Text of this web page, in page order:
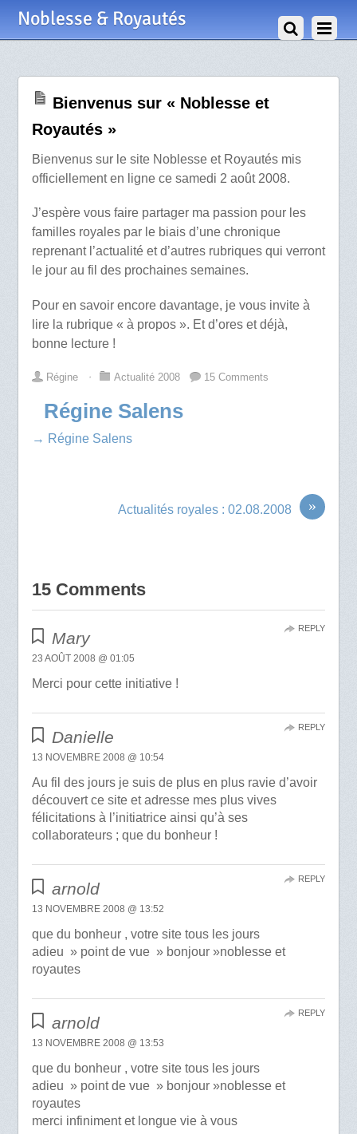
Noblesse & Royautés
Bienvenus sur « Noblesse et
Royautés »
Bienvenus sur le site Noblesse et Royautés mis
officiellement en ligne ce samedi 2 août 2008.
J’espère vous faire partager ma passion pour les
familles royales par le biais d’une chronique
reprenant l’actualité et d’autres rubriques qui verront
le jour au fil des prochaines semaines.
Pour en savoir encore davantage, je vous invite à
lire la rubrique « à propos ». Et d’ores et déjà,
bonne lecture !
Régine ⋅ Actualité 2008 15 Comments
Régine Salens
→ Régine Salens
»
Actualités royales : 02.08.2008
15 Comments
Mary
23 AOÛT 2008 @ 01:05
Merci pour cette initiative !
REPLY
Danielle
13 NOVEMBRE 2008 @ 10:54
Au fil des jours je suis de plus en plus ravie d’avoir
découvert ce site et adresse mes plus vives
félicitations à l’initiatrice ainsi qu’à ses
collaborateurs ; que du bonheur !
REPLY
arnold
13 NOVEMBRE 2008 @ 13:52
que du bonheur , votre site tous les jours
adieu » point de vue » bonjour »noblesse et
royautes
REPLY
arnold
13 NOVEMBRE 2008 @ 13:53
que du bonheur , votre site tous les jours
adieu » point de vue » bonjour »noblesse et
royautes
merci infiniment et longue vie à vous
REPLY